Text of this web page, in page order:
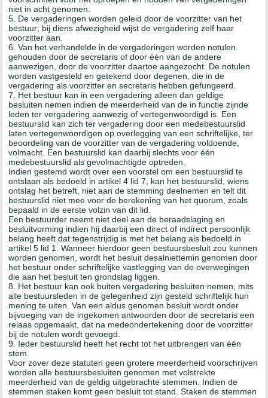
niet in acht genomen.
5. De vergaderingen worden geleid door de voorzitter van het
bestuur; bij diens afwezigheid wijst de vergadering zelf haar
voorzitter aan.
6. Van het verhandelde in de vergaderingen worden notulen
gehouden door de secretaris of door één van de andere
aanwezigen, door de voorzitter daartoe aangezocht. De notulen
worden vastgesteld en getekend door degenen, die in de
vergadering als voorzitter en secretaris hebben gefungeerd.
7. Het bestuur kan in een vergadering alleen dan geldige
besluiten nemen indien de meerderheid van de in functie zijnde
leden ter vergadering aanwezig of vertegenwoordigd is. Een
bestuurslid kan zich ter vergadering door een medebestuurslid
laten vertegenwoordigen op overlegging van een schriftelijke, ter
beoordeling van de voorzitter van de vergadering voldoende,
volmacht. Een bestuurslid kan daarbij slechts voor één
medebestuurslid als gevolmachtigde optreden.
Indien gestemd wordt over een voorstel om een bestuurslid te
ontslaan als bedoeld in artikel 4 lid 7, kan het bestuurslid, wiens
ontslag het betreft, niet aan de stemming deelnemen en telt dit
bestuurslid niet mee voor de berekening van het quorum, zoals
bepaald in de eerste volzin van dit lid.
Een bestuurder neemt niet deel aan de beraadslaging en
besluitvorming indien hij daarbij een direct of indirect persoonlijk
belang heeft dat tegenstrijdig is met het belang als bedoeld in
artikel 5 lid 1. Wanneer hierdoor geen bestuursbesluit zou kunnen
worden genomen, wordt het besluit desalniettemin genomen door
het bestuur onder schriftelijke vastlegging van de overwegingen
die aan het besluit ten grondslag liggen.
8. Het bestuur kan ook buiten vergadering besluiten nemen, mits
alle bestuursleden in de gelegenheid zijn gesteld schriftelijk hun
mening te uiten. Van een aldus genomen besluit wordt onder
bijvoeging van de ingekomen antwoorden door de secretaris een
relaas opgemaakt, dat na medeondertekening door de voorzitter
bij de notulen wordt gevoegd.
9. Ieder bestuurslid heeft het recht tot het uitbrengen van één
stem.
Voor zover deze statuten geen grotere meerderheid voorschrijven
worden alle bestuursbesluiten genomen met volstrekte
meerderheid van de geldig uitgebrachte stemmen. Indien de
stemmen staken komt geen besluit tot stand. Staken de stemmen